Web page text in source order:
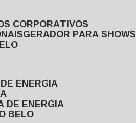
CORPORATIVOS
GERADOR PARA SHOWS
ENERGIA
DE ENERGIA
BELO